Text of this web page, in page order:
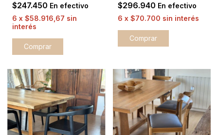
$247.450 En efectivo
6 x $58.916,67 sin
interés
$296.940 En efectivo
6 x $70.700 sin interés